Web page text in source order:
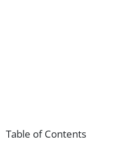
Table of Contents